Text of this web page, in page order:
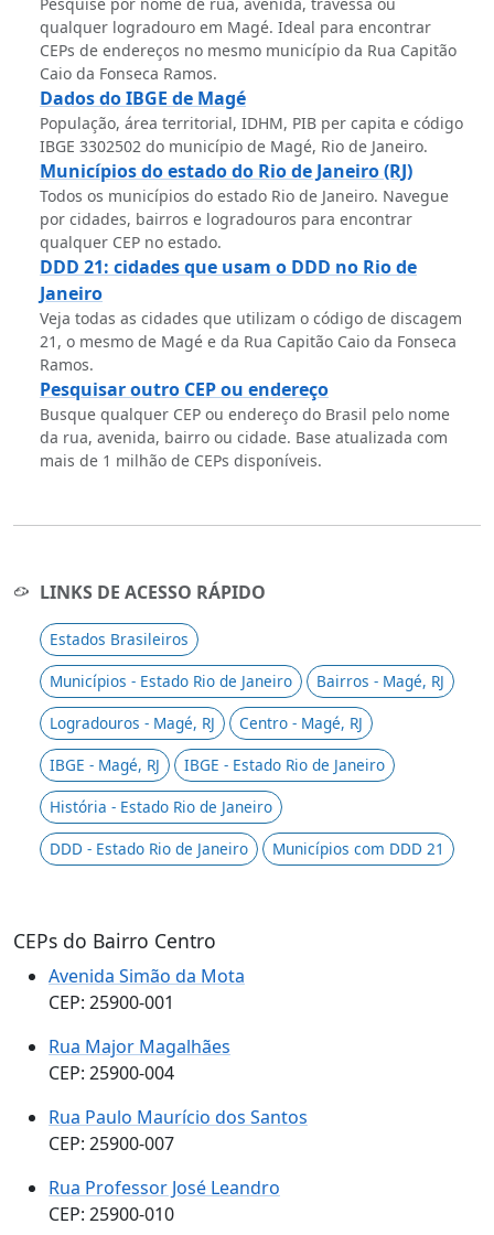
qualquer logradouro em Magé. Ideal para encontrar
CEPs de endereços no mesmo município da Rua Capitão
Caio da Fonseca Ramos.
Dados do IBGE de Magé
População, área territorial, IDHM, PIB per capita e código
IBGE 3302502 do município de Magé, Rio de Janeiro.
Municípios do estado do Rio de Janeiro (RJ)
Todos os municípios do estado Rio de Janeiro. Navegue
por cidades, bairros e logradouros para encontrar
qualquer CEP no estado.
DDD 21: cidades que usam o DDD no Rio de
Janeiro
Veja todas as cidades que utilizam o código de discagem
21, o mesmo de Magé e da Rua Capitão Caio da Fonseca
Ramos.
Pesquisar outro CEP ou endereço
Busque qualquer CEP ou endereço do Brasil pelo nome
da rua, avenida, bairro ou cidade. Base atualizada com
mais de 1 milhão de CEPs disponíveis.
LINKS DE ACESSO RÁPIDO
Estados Brasileiros
Municípios - Estado Rio de Janeiro
Bairros - Magé, RJ
Logradouros - Magé, RJ
Centro - Magé, RJ
IBGE - Magé, RJ
IBGE - Estado Rio de Janeiro
História - Estado Rio de Janeiro
DDD - Estado Rio de Janeiro
Municípios com DDD 21
CEPs do Bairro Centro
Avenida Simão da Mota
CEP: 25900-001
Rua Major Magalhães
CEP: 25900-004
Rua Paulo Maurício dos Santos
CEP: 25900-007
Rua Professor José Leandro
CEP: 25900-010